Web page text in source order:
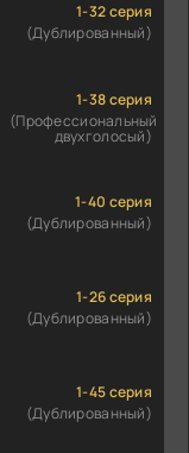
1-32 серия
(Дублированный)
1-38 серия
(Профессиональный
двухголосый)
1-40 серия
(Дублированный)
1-26 серия
(Дублированный)
1-45 серия
(Дублированный)